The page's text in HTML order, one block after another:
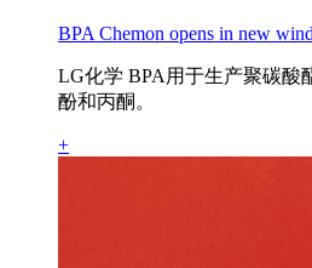
BPA Chemon opens in new
LG化学 BPA用于生产聚碳酸
酚和丙酮。
+